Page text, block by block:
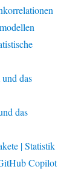
das
das
| Statistik
Copilot